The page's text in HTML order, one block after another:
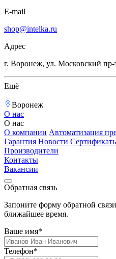
E-mail
shop@intelka.ru
Адрес
г. Воронеж, ул. Московский
Ещё
Воронеж
О нас
О нас
О компании Автоматизация
Гарантия Новости
Производители
Контакты
Вакансии
Обратная связь
Запоните форму обратной
ближайшее время.
Ваше имя*
Телефон*